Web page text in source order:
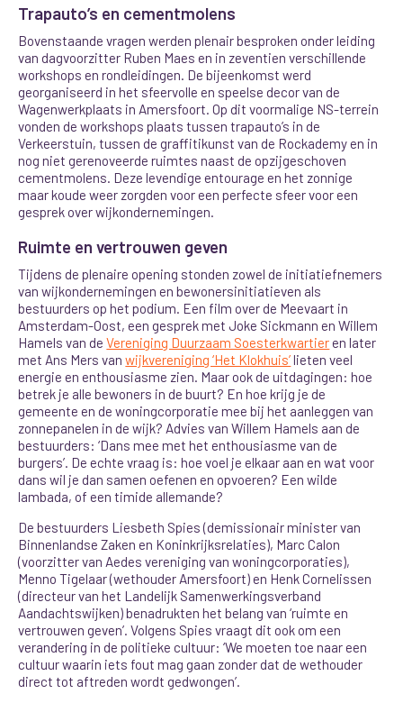
Trapauto’s en cementmolens
Bovenstaande vragen werden plenair besproken onder leiding
van dagvoorzitter Ruben Maes en in zeventien verschillende
workshops en rondleidingen. De bijeenkomst werd
georganiseerd in het sfeervolle en speelse decor van de
Wagenwerkplaats in Amersfoort. Op dit voormalige NS-terrein
vonden de workshops plaats tussen trapauto’s in de
Verkeerstuin, tussen de graffitikunst van de Rockademy en in
nog niet gerenoveerde ruimtes naast de opzijgeschoven
cementmolens. Deze levendige entourage en het zonnige
maar koude weer zorgden voor een perfecte sfeer voor een
gesprek over wijkondernemingen.
Ruimte en vertrouwen geven
Tijdens de plenaire opening stonden zowel de initiatiefnemers
van wijkondernemingen en bewonersinitiatieven als
bestuurders op het podium. Een film over de Meevaart in
Amsterdam-Oost, een gesprek met Joke Sickmann en Willem
Hamels van deVereniging Duurzaam Soesterkwartieren later
met Ans Mers vanwijkvereniging ‘Het Klokhuis’lieten veel
energie en enthousiasme zien. Maar ook de uitdagingen: hoe
betrek je alle bewoners in de buurt? En hoe krijg je de
gemeente en de woningcorporatie mee bij het aanleggen van
zonnepanelen in de wijk? Advies van Willem Hamels aan de
bestuurders: ‘Dans mee met het enthousiasme van de
burgers’. De echte vraag is: hoe voel je elkaar aan en wat voor
dans wil je dan samen oefenen en opvoeren? Een wilde
lambada, of een timide allemande?
De bestuurders Liesbeth Spies (demissionair minister van
Binnenlandse Zaken en Koninkrijksrelaties), Marc Calon
(voorzitter van Aedes vereniging van woningcorporaties),
Menno Tigelaar (wethouder Amersfoort) en Henk Cornelissen
(directeur van het Landelijk Samenwerkingsverband
Aandachtswijken) benadrukten het belang van ‘ruimte en
vertrouwen geven’. Volgens Spies vraagt dit ook om een
verandering in de politieke cultuur: ‘We moeten toe naar een
cultuur waarin iets fout mag gaan zonder dat de wethouder
direct tot aftreden wordt gedwongen’.